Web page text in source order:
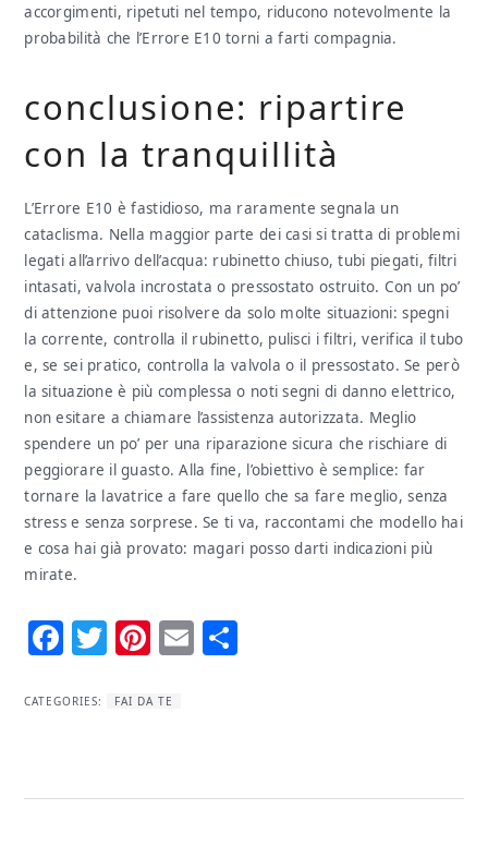
accorgimenti, ripetuti nel tempo, riducono notevolmente la
probabilità che l’Errore E10 torni a farti compagnia.
conclusione: ripartire
con la tranquillità
L’Errore E10 è fastidioso, ma raramente segnala un
cataclisma. Nella maggior parte dei casi si tratta di problemi
legati all’arrivo dell’acqua: rubinetto chiuso, tubi piegati, filtri
intasati, valvola incrostata o pressostato ostruito. Con un po’
di attenzione puoi risolvere da solo molte situazioni: spegni
la corrente, controlla il rubinetto, pulisci i filtri, verifica il tubo
e, se sei pratico, controlla la valvola o il pressostato. Se però
la situazione è più complessa o noti segni di danno elettrico,
non esitare a chiamare l’assistenza autorizzata. Meglio
spendere un po’ per una riparazione sicura che rischiare di
peggiorare il guasto. Alla fine, l’obiettivo è semplice: far
tornare la lavatrice a fare quello che sa fare meglio, senza
stress e senza sorprese. Se ti va, raccontami che modello hai
e cosa hai già provato: magari posso darti indicazioni più
mirate.
Facebook
Twitter
Pinterest
Email
CATEGORIES: FAI DA TE